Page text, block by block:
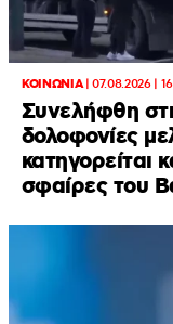
ΚΟΙΝΩΝΙΑ|07.08.2026 |
Συνελήφθη
δολοφονίες
κατηγορείται
σφαίρες του